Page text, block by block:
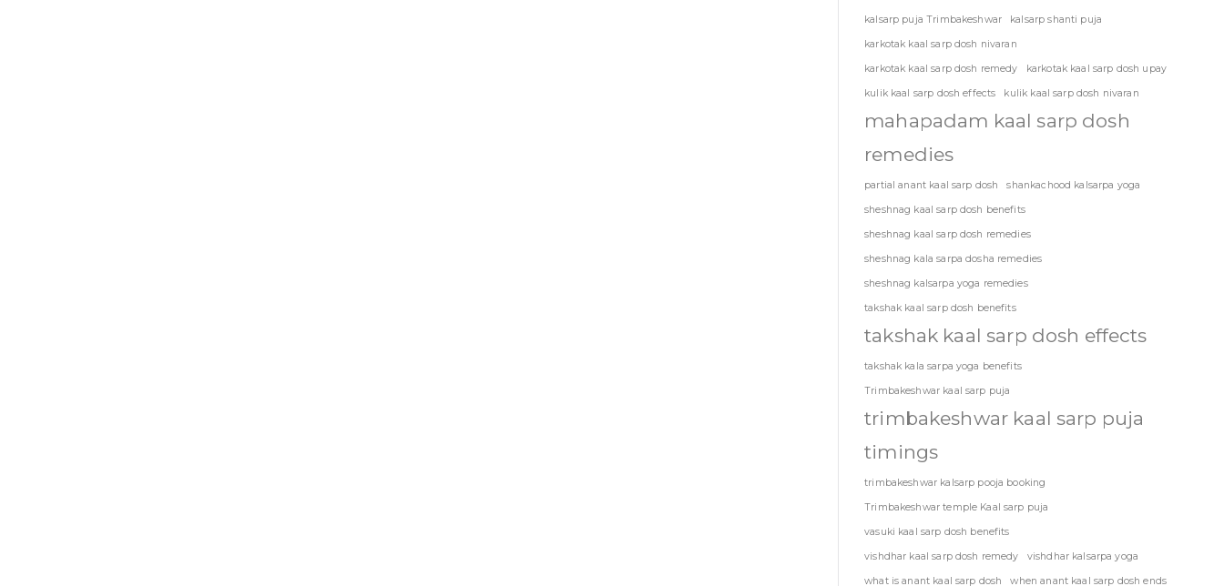
kalsarp puja Trimbakeshwar kalsarp shanti puja
karkotak kaal sarp dosh nivaran
karkotak kaal sarp dosh remedy karkotak kaal sarp dosh upay
kulik kaal sarp dosh effects kulik kaal sarp dosh nivaran
mahapadam kaal sarp dosh
remedies
partial anant kaal sarp dosh shankachood kalsarpa yoga
sheshnag kaal sarp dosh benefits
sheshnag kaal sarp dosh remedies
sheshnag kala sarpa dosha remedies
sheshnag kalsarpa yoga remedies
takshak kaal sarp dosh benefits
takshak kaal sarp dosh effects
takshak kala sarpa yoga benefits
Trimbakeshwar kaal sarp puja
trimbakeshwar kaal sarp puja
timings
trimbakeshwar kalsarp pooja booking
Trimbakeshwar temple Kaal sarp puja
vasuki kaal sarp dosh benefits
vishdhar kaal sarp dosh remedy vishdhar kalsarpa yoga
what is anant kaal sarp dosh when anant kaal sarp dosh ends